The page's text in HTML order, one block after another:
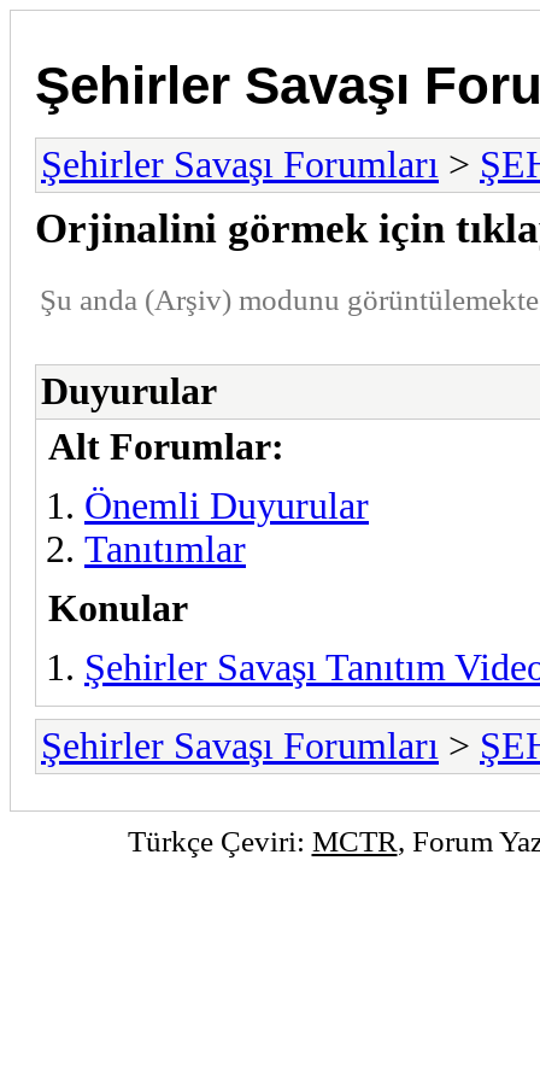
Şehirler Savaşı
Şehirler Savaşı Forumları >
Orjinalini görmek için
Şu anda (Arşiv) modunu
Duyurular
Alt Forumlar:
Önemli Duyurular
Tanıtımlar
Konular
Şehirler Savaşı Tanıtım
Şehirler Savaşı Forumları >
Türkçe Çeviri: MCTR, Forum